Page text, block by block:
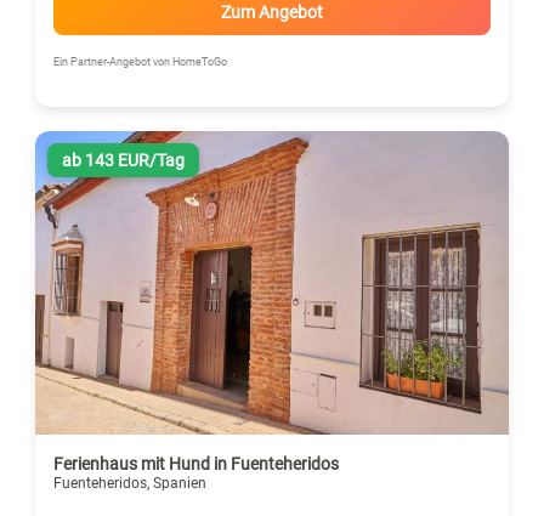
Zum Angebot
Ein Partner-Angebot von HomeToGo
ab 143 EUR/Tag
Ferienhaus mit Hund in Fuenteheridos
Fuenteheridos, Spanien